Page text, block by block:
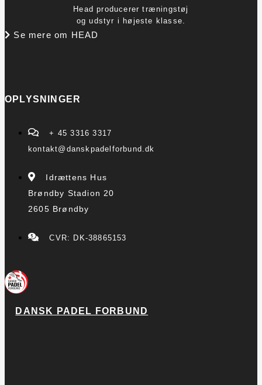
Head producerer træningstøj
og udstyr i højeste klasse.
Se mere om HEAD
OPLYSNINGER
+ 45 3316 3317
kontakt@danskpadelforbund.dk
Idrættens Hus
Brøndby Stadion 20
2605 Brøndby
CVR: DK-38865153
DANSK PADEL FORBUND